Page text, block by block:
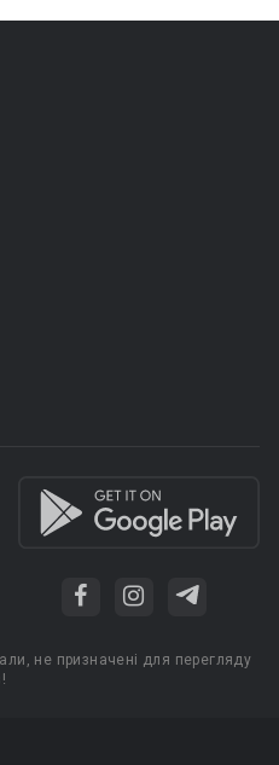
не призначені для перегляду